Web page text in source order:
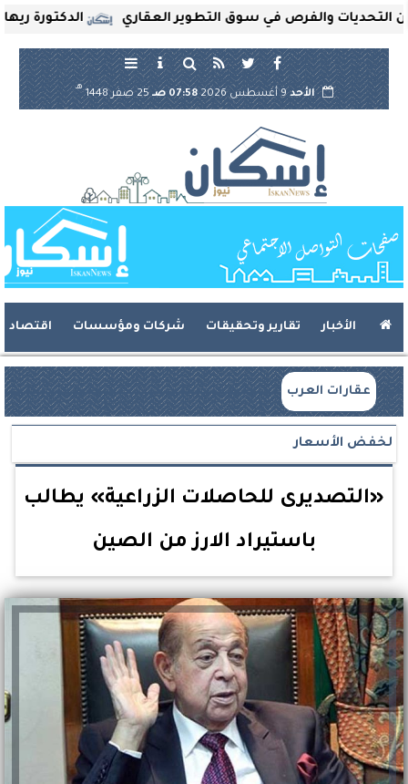
الدكتورة ريهام والفرص في سوق التطوير العقاري
الأحد9 أغسطس 2026 07:58 صـ 25 صفر 1448
هـ
الأخبار تقارير وتحقيقات شركات ومؤسسات اقتصاد
عقارات العرب
لخفض الأسعار
«التصديرى للحاصلات الزراعية» يطالب
باستيراد الارز من الصين